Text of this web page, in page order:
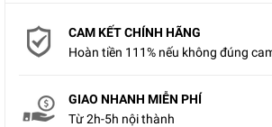
CAM KẾT CHÍNH HÃNG
Hoàn tiền 111% nếu không đúng
GIAO NHANH MIỄN PHÍ
Từ 2h-5h nội thành